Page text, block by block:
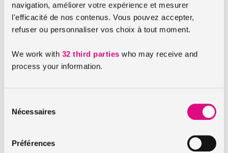
navigation, améliorer votre expérience et mesurer
l'efficacité de nos contenus. Vous pouvez accepter,
refuser ou personnaliser vos choix à tout moment.
We work with 32 third parties who may receive and
process your information.
Nécessaires
Préférences
Cette loi Hamon s’appliquera également à d’autre contrat
d’assurance. Il sera ainsi possible de résilier un contrat sans
délai lors d’un doublon d’assurance téléphone portable, par
concernées. Quant aux prix, seule l’application effective de
la loi permettra de savoir si la baisse prévue par le ministère
dommages pourrait devenir obligatoire